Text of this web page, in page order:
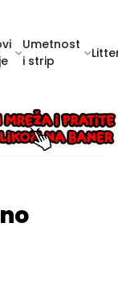
Umetnost
i strip